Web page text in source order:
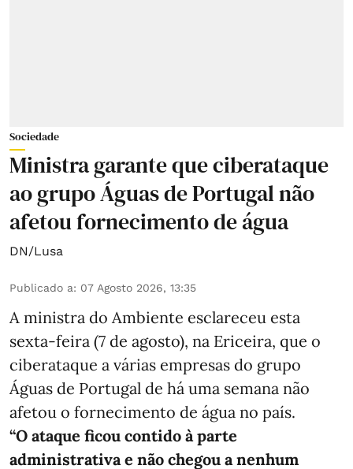
Sociedade
Ministra garante que ciberataque
ao grupo Águas de Portugal não
afetou fornecimento de água
DN/Lusa
Publicado a: 07 Agosto 2026, 13:35
A ministra do Ambiente esclareceu esta
sexta-feira (7 de agosto), na Ericeira, que o
ciberataque a várias empresas do grupo
Águas de Portugal de há uma semana não
afetou o fornecimento de água no país.
“O ataque ficou contido à parte
administrativa e não chegou a nenhum